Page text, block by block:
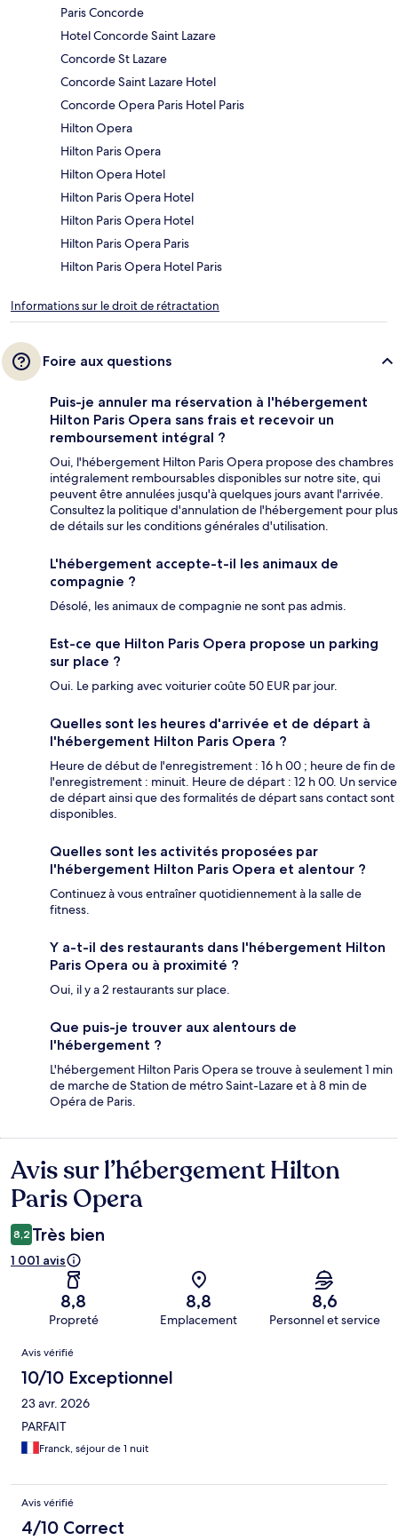
Paris Concorde
Hotel Concorde Saint Lazare
Concorde St Lazare
Concorde Saint Lazare Hotel
Concorde Opera Paris Hotel Paris
Hilton Opera
Hilton Paris Opera
Hilton Opera Hotel
Hilton Paris Opera Hotel
Hilton Paris Opera Hotel
Hilton Paris Opera Paris
Hilton Paris Opera Hotel Paris
Informations sur le droit de rétractation
Foire aux questions
Puis-je annuler ma réservation à l'hébergement
Hilton Paris Opera sans frais et recevoir un
remboursement intégral ?
Oui, l'hébergement Hilton Paris Opera propose des chambres
intégralement remboursables disponibles sur notre site, qui
peuvent être annulées jusqu'à quelques jours avant l'arrivée.
Consultez la politique d'annulation de l'hébergement pour plus
de détails sur les conditions générales d'utilisation.
L'hébergement accepte-t-il les animaux de
compagnie ?
Désolé, les animaux de compagnie ne sont pas admis.
Est-ce que Hilton Paris Opera propose un parking
sur place ?
Oui. Le parking avec voiturier coûte 50 EUR par jour.
Quelles sont les heures d'arrivée et de départ à
l'hébergement Hilton Paris Opera ?
Heure de début de l'enregistrement : 16 h 00 ; heure de fin de
l'enregistrement : minuit. Heure de départ : 12 h 00. Un service
de départ ainsi que des formalités de départ sans contact sont
disponibles.
Quelles sont les activités proposées par
l'hébergement Hilton Paris Opera et alentour ?
Continuez à vous entraîner quotidiennement à la salle de
fitness.
Y a-t-il des restaurants dans l'hébergement Hilton
Paris Opera ou à proximité ?
Oui, il y a 2 restaurants sur place.
Que puis-je trouver aux alentours de
l'hébergement ?
L'hébergement Hilton Paris Opera se trouve à seulement 1 min
de marche de Station de métro Saint-Lazare et à 8 min de
Opéra de Paris.
Avis
Avis sur l’hébergement Hilton
Paris Opera
8,2 Très bien
1 001 avis
8,8
Propreté
8,8
Emplacement
8,6
Personnel et service
Avis
Avis vérifié
10/10 Exceptionnel
23 avr. 2026
PARFAIT
Franck, séjour de 1 nuit
Avis vérifié
4/10 Correct